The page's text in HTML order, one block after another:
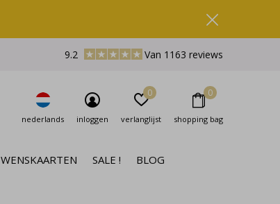
WENSKAARTEN SALE ! BLOG
nederlands inloggen verlanglijst
0
shopping bag
0
9.2 Van 1163 reviews